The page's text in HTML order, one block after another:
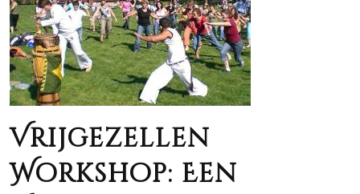
Vrijgezellen
Workshop: Een